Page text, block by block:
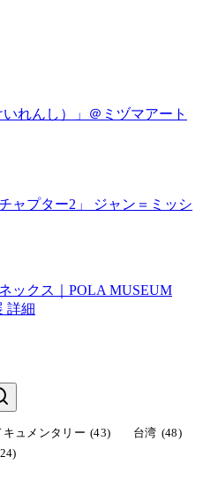
れんし）」＠ミヅマアート
ャプター2」 ジャン＝ミッシ
ックス｜POLA MUSEUM
詳細
キュメンタリー (43) 台湾 (48)